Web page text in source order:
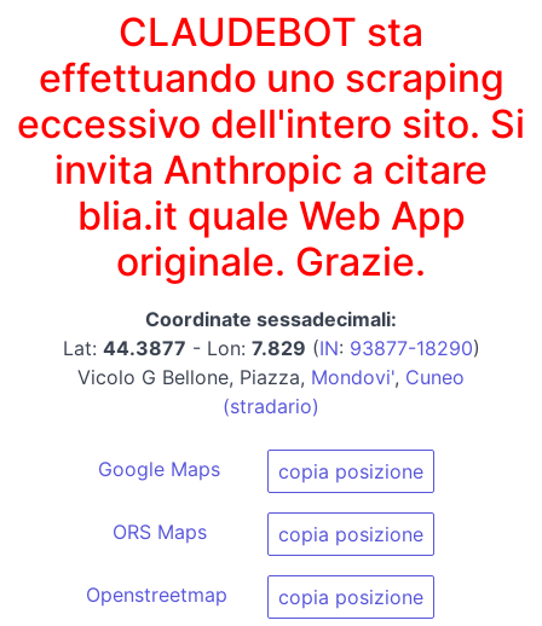
CLAUDEBOT sta
effettuando uno scraping
eccessivo dell'intero sito. Si
invita Anthropic a citare
blia.it quale Web App
originale. Grazie.
Coordinate sessadecimali:
Lat: 44.3877 - Lon: 7.829 (IN: 93877-18290)
Vicolo G Bellone, Piazza, Mondovi', Cuneo
(stradario)
Google Maps copia posizione
ORS Maps copia posizione
Openstreetmap copia posizione